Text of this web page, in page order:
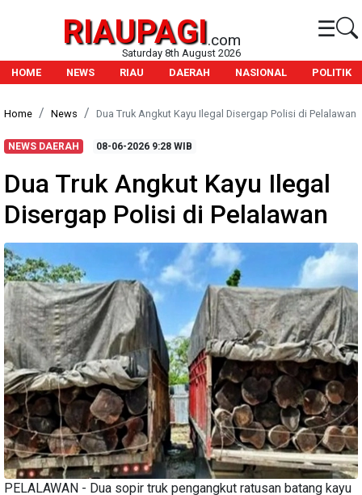
RIAUPAGI.com ☰
Saturday 8th August 2026
HOME
NEWS RIAU DAERAH NASIONAL POLITIK
Home News Dua Truk Angkut Kayu Ilegal Disergap Polisi di Pelalawan
NEWS DAERAH 08-06-2026 9:28 WIB
Dua Truk Angkut Kayu Ilegal
Disergap Polisi di Pelalawan
PELALAWAN - Dua sopir truk pengangkut ratusan batang kayu